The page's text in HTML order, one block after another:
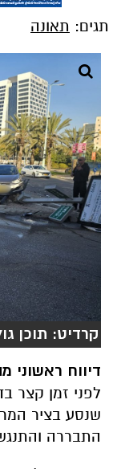
תגים: תאונה
קרדיט: תוכן
דיווח ראשוני
לפני זמן קצר
שנסע בציר
התבררה